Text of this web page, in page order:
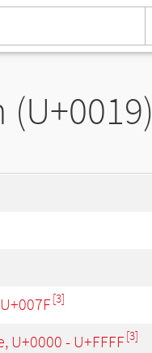
[3]
U+0000 - U+FFFF[3]